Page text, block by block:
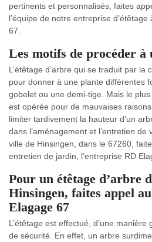
pertinents et personnalisés, faites
l’équipe de notre entreprise
67.
Les motifs de procéder à
L’étêtage d’arbre qui se traduit par la
pour donner à une plante différentes
gobelet ou une demi-tige. Mais le
est opérée pour de mauvaises
limiter tardivement la hauteur d’un
dans l’aménagement et l’entretien
ville de Hinsingen, dans le 67260,
entretien de jardin, l’entreprise RD
Pour un étêtage d’arbre
Hinsingen, faites appel
Elagage 67
L’étêtage est effectué, d’une
de sécurité. En effet, un arbre